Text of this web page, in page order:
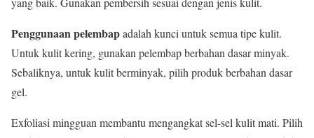
Penggunaan pelembapadalah kunci untuk semua tipe kulit.
Untuk kulit kering, gunakan pelembap berbahan dasar minyak.
Sebaliknya, untuk kulit berminyak, pilih produk berbahan dasar
gel.
Exfoliasi mingguan membantu mengangkat sel-sel kulit mati. Pilih